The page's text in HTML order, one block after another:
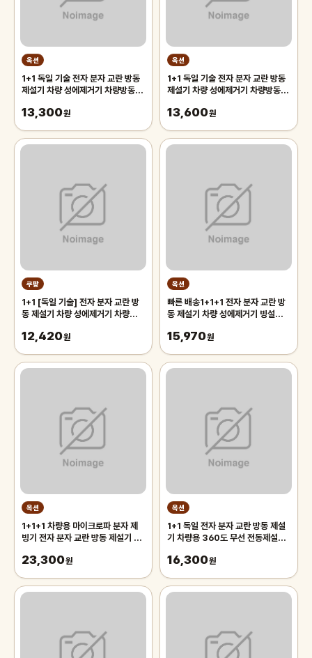
옥션
1+1 독일 기술 전자 분자 교란 방동
제설기 차량 성에제거기 차량방동 전
13,300원
옥션
1+1 독일 기술 전자 분자 교란 방동
제설기 차량 성에제거기 차량방동 전
13,600원
쿠팡
1+1 [독일 기술] 전자 분자 교란 방
동 제설기 차량 성에제거기 차량방동
12,420원
옥션
빠른 배송1+1+1 전자 분자 교란 방
동 제설기 차량 성에제거기 빙설방해
15,970원
옥션
1+1+1 차량용 마이크로파 분자 제
빙기 전자 분자 교란 방동 제설기 자
23,300원
옥션
1+1 독일 전자 분자 교란 방동 제설
기 차량용 360도 무선 전동제설기
16,300원